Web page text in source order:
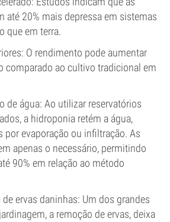
até 20% mais depressa em sistemas
que em terra.
O rendimento pode aumentar
comparado ao cultivo tradicional em
de água: Ao utilizar reservatórios
a hidroponia retém a água,
por evaporação ou infiltração. As
apenas o necessário, permitindo
90% em relação ao método
ervas daninhas: Um dos grandes
a remoção de ervas, deixa